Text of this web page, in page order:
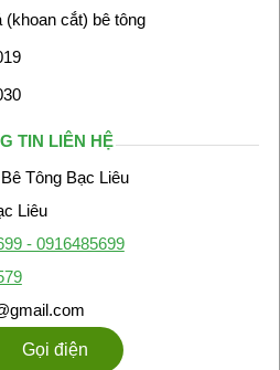
(khoan cắt) bê tông
TIN LIÊN HỆ
Tông Bạc Liêu
Liêu
- 0916485699
Gọi điện